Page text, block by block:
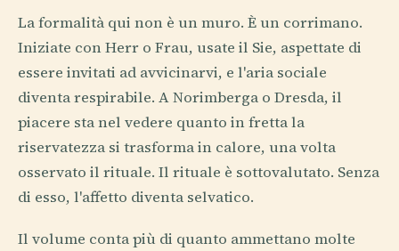
La formalità qui non è un muro. È un corrimano.
Iniziate con Herr o Frau, usate il Sie, aspettate di
essere invitati ad avvicinarvi, e l'aria sociale
diventa respirabile. A Norimberga o Dresda, il
piacere sta nel vedere quanto in fretta la
riservatezza si trasforma in calore, una volta
osservato il rituale. Il rituale è sottovalutato. Senza
di esso, l'affetto diventa selvatico.
Il volume conta più di quanto ammettano molte